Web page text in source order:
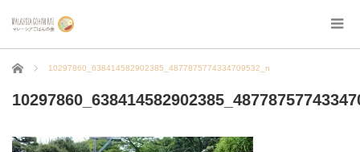
ホーム 10297860_638414582902385_4877875774334709532_n